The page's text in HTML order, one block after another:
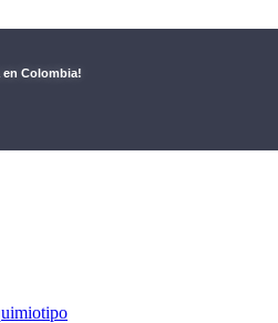
en Colombia!